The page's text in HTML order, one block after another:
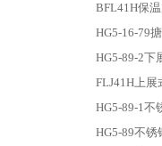
BFL41H保
HG5-16-79
HG5-89-2下
FLJ41H上展
HG5-89-1不
HG5-89不锈